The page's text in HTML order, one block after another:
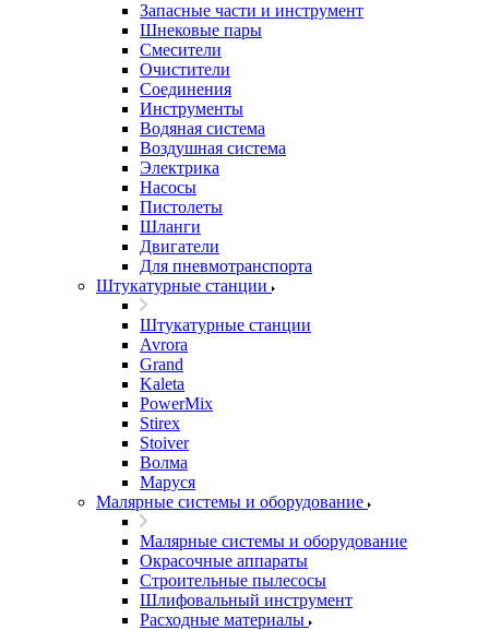
Запасные части и инструмент
Шнековые пары
Смесители
Очистители
Соединения
Инструменты
Водяная система
Воздушная система
Электрика
Насосы
Пистолеты
Шланги
Двигатели
Для пневмотранспорта
Штукатурные станции
Штукатурные станции
Avrora
Grand
Kaleta
PowerMix
Stirex
Stoiver
Волма
Маруся
Малярные системы и оборудование
Малярные системы и оборудование
Окрасочные аппараты
Строительные пылесосы
Шлифовальный инструмент
Расходные материалы